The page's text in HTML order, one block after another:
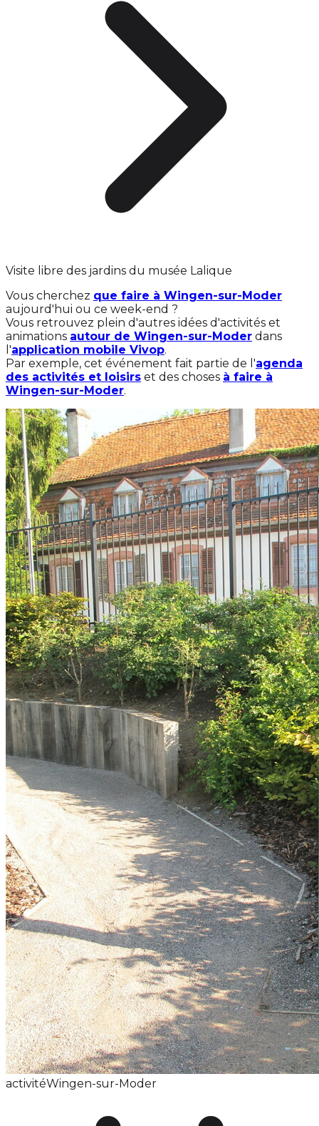
Visite libre des jardins du musée Lalique
Vous cherchez que faire à Wingen-sur-Moder
aujourd'hui ou ce week-end ?
Vous retrouvez plein d'autres idées d'activités et
animations autour de Wingen-sur-Moder dans
l'application mobile Vivop.
Par exemple, cet événement fait partie de l'agenda
des activités et loisirs et des choses à faire à
Wingen-sur-Moder.
activitéWingen-sur-Moder